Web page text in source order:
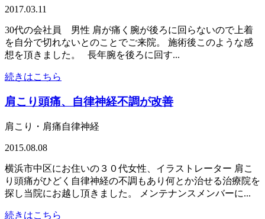
2017.03.11
30代の会社員 男性 肩が痛く腕が後ろに回らないので上着
を自分で切れないとのことでご来院。 施術後このような感
想を頂きました。 長年腕を後ろに回す...
続きはこちら
肩こり頭痛、自律神経不調が改善
肩こり・肩痛自律神経
2015.08.08
横浜市中区にお住いの３０代女性、イラストレーター 肩こ
り頭痛がひどく自律神経の不調もあり何とか治せる治療院を
探し当院にお越し頂きました。 メンテナンスメンバーに...
続きはこちら